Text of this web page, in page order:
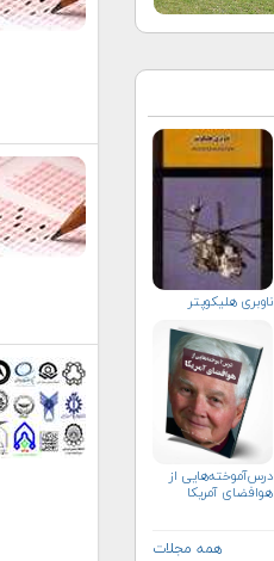
ناوبری هلیكوپتر
درس‌آموخته‌هایی از
هوافضای آمریکا
همه مجلات